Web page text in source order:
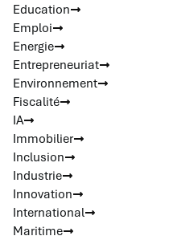
Education
Emploi
Energie
Entrepreneuriat
Environnement
Fiscalité
IA
Immobilier
Inclusion
Industrie
Innovation
International
Maritime